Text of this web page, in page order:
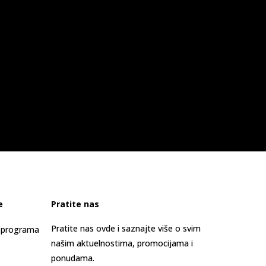
Pratite nas
Pratite nas ovde i saznajte više o svim
našim aktuelnostima, promocijama i
ponudama.